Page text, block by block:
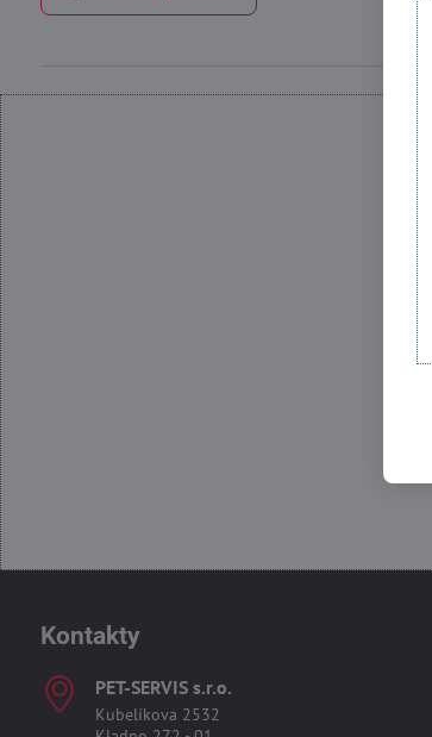
Kontakty
PET-SERVIS s​.r​.o​.
Kubelíkova 2532